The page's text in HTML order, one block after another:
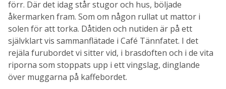
förr. Där det idag står stugor och hus, böljade
åkermarken fram. Som om någon rullat ut mattor i
solen för att torka. Dåtiden och nutiden är på ett
självklart vis sammanflätade i Café Tännfatet. I det
rejäla furubordet vi sitter vid, i brasdoften och i de vita
riporna som stoppats upp i ett vingslag, dinglande
över muggarna på kaffebordet.